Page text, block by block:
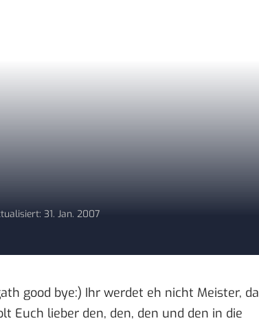
31. Jan. 2007
good bye:) Ihr werdet eh nicht Meister, da
Euch lieber den, den, den und den in die